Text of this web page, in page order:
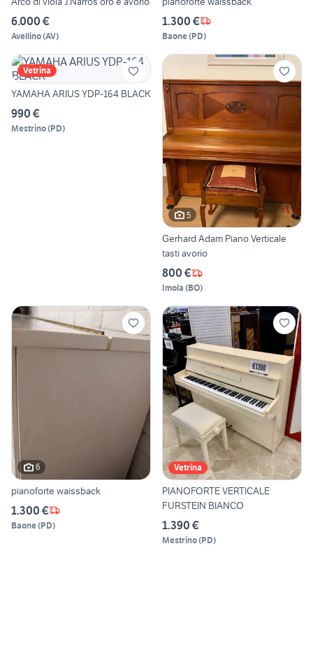
6.000 €
Avellino(AV)
1.300 €
Baone(PD)
Vetrina
YAMAHA ARIUS YDP-164 BLACK
990 €
Mestrino(PD)
5
Gerhard Adam Piano Verticale
tasti avorio
800 €
Imola (BO)
6
pianoforte waissback
1.300 €
Baone(PD)
Vetrina
PIANOFORTE VERTICALE
FURSTEIN BIANCO
1.390 €
Mestrino(PD)